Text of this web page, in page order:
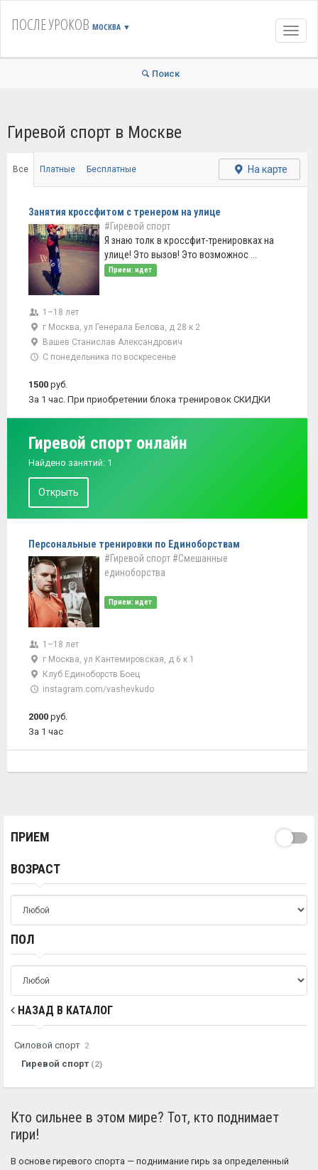
ПОСЛЕ УРОКОВ МОСКВА ▼
Поиск
Гиревой спорт в Москве
Все Платные Бесплатные На карте
Занятия кроссфитом с тренером на улице
#Гиревой спорт
Я знаю толк в кроссфит-тренировках на
улице! Это вызов! Это возможнос ...
Прием: идет
1–18 лет
г Москва, ул Генерала Белова, д 28 к 2
Вашев Станислав Александрович
С понедельника по воскресенье
1500 руб.
За 1 час. При приобретении блока тренировок СКИДКИ
Гиревой спорт онлайн
Найдено занятий: 1
Открыть
Персональные тренировки по Единоборствам
#Гиревой спорт #Смешанные
единоборства
Прием: идет
1–18 лет
г Москва, ул Кантемировская, д 6 к 1
Клуб Единоборств Боец
instagram.com/vashevkudo
2000 руб.
За 1 час
ПРИЕМ
ВОЗРАСТ
ПОЛ
НАЗАД В КАТАЛОГ
Силовой спорт 2
Гиревой спорт (2)
Кто сильнее в этом мире? Тот, кто поднимает
гири!
В основе гиревого спорта — поднимание гирь за определенный